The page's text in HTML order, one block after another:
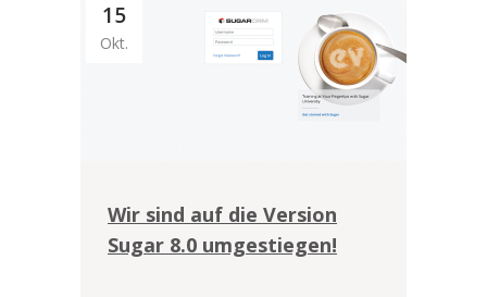
15
Okt.
Wir sind auf die Version
Sugar 8.0 umgestiegen!